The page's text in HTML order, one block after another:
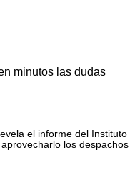
minutos las dudas
el informe del Instituto
los despachos